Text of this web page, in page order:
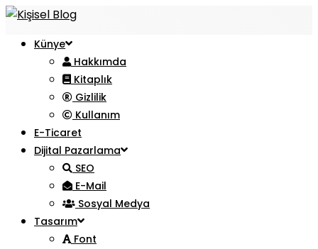
Künye
Hakkımda
Kitaplık
Gizlilik
Kullanım
E-Ticaret
Dijital Pazarlama
SEO
E-Mail
Sosyal Medya
Tasarım
Font